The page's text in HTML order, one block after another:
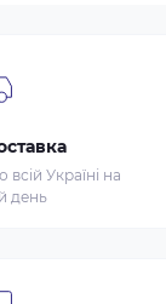
Україні на
день